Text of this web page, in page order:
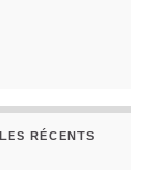
RÉCENTS